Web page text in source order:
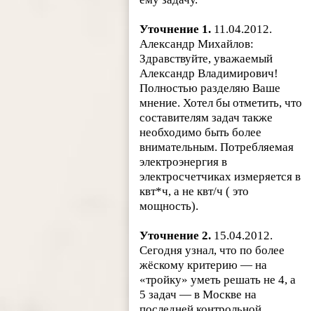
Уточнение 1. 11.04.2012.
Александр Михайлов:
Здравствуйте, уважаемый
Александр Владимирович!
Полностью разделяю Ваше
мнение. Хотел бы отметить, что
составителям задач также
необходимо быть более
внимательным. Потребляемая
электроэнергия в
электросчетчиках измеряется в
квт*ч, а не квт/ч ( это
мощность).
Уточнение 2. 15.04.2012.
Сегодня узнал, что по более
жёскому критерию — на
«тройку» уметь решать не 4, а
5 задач — в Москве на